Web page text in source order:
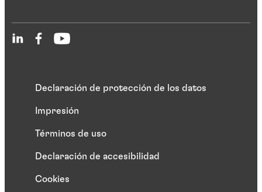
Declaración de protección de los datos
Impresión
Términos de uso
Declaración de accesibilidad
Cookies